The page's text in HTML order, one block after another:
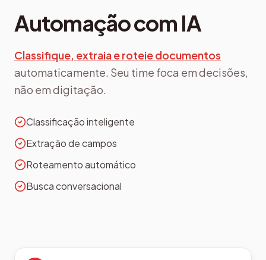
Automação com IA
Classifique, extraia e roteie documentos
automaticamente. Seu time foca em decisões,
não em digitação.
Classificação inteligente
Extração de campos
Roteamento automático
Busca conversacional